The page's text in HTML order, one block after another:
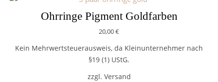
Ohrringe Pigment Goldfarben
20,00€
Kein Mehrwertsteuerausweis, da Kleinunternehmer nach
§19 (1) UStG.
zzgl. Versand